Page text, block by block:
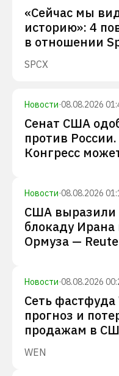
«Сейчас мы
историю»: 4
в отношении
SPCX
Новости·08.08.2026
Сенат США
против
Конгресс
Новости·08.08.2026
США выразили
блокаду Ирана
Ормуза —
Новости·08.08.2026
Сеть фастфуда
прогноз и
продажам в
WEN